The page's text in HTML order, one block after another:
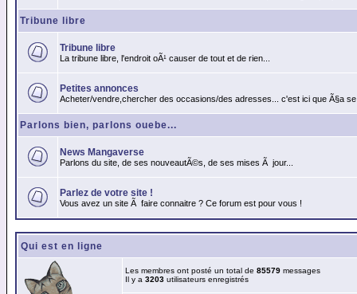
Tribune libre
Tribune libre
La tribune libre, l'endroit oÃ¹ causer de tout et de rien...
Petites annonces
Acheter/vendre,chercher des occasions/des adresses... c'est ici que Ã§a
Parlons bien, parlons ouebe...
News Mangaverse
Parlons du site, de ses nouveautÃ©s, de ses mises Ã jour...
Parlez de votre site !
Vous avez un site Ã faire connaitre ? Ce forum est pour vous !
Qui est en ligne
Les membres ont posté un total de 85579 messages
Il y a 3203 utilisateurs enregistrés